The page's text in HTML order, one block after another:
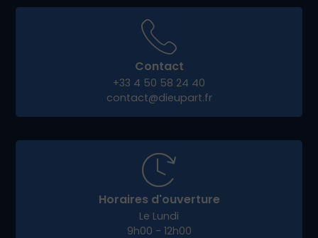
Contact
+33 4 50 58 24 40
contact@dieupart.fr
Horaires d'ouverture
Le Lundi
9h00 - 12h00